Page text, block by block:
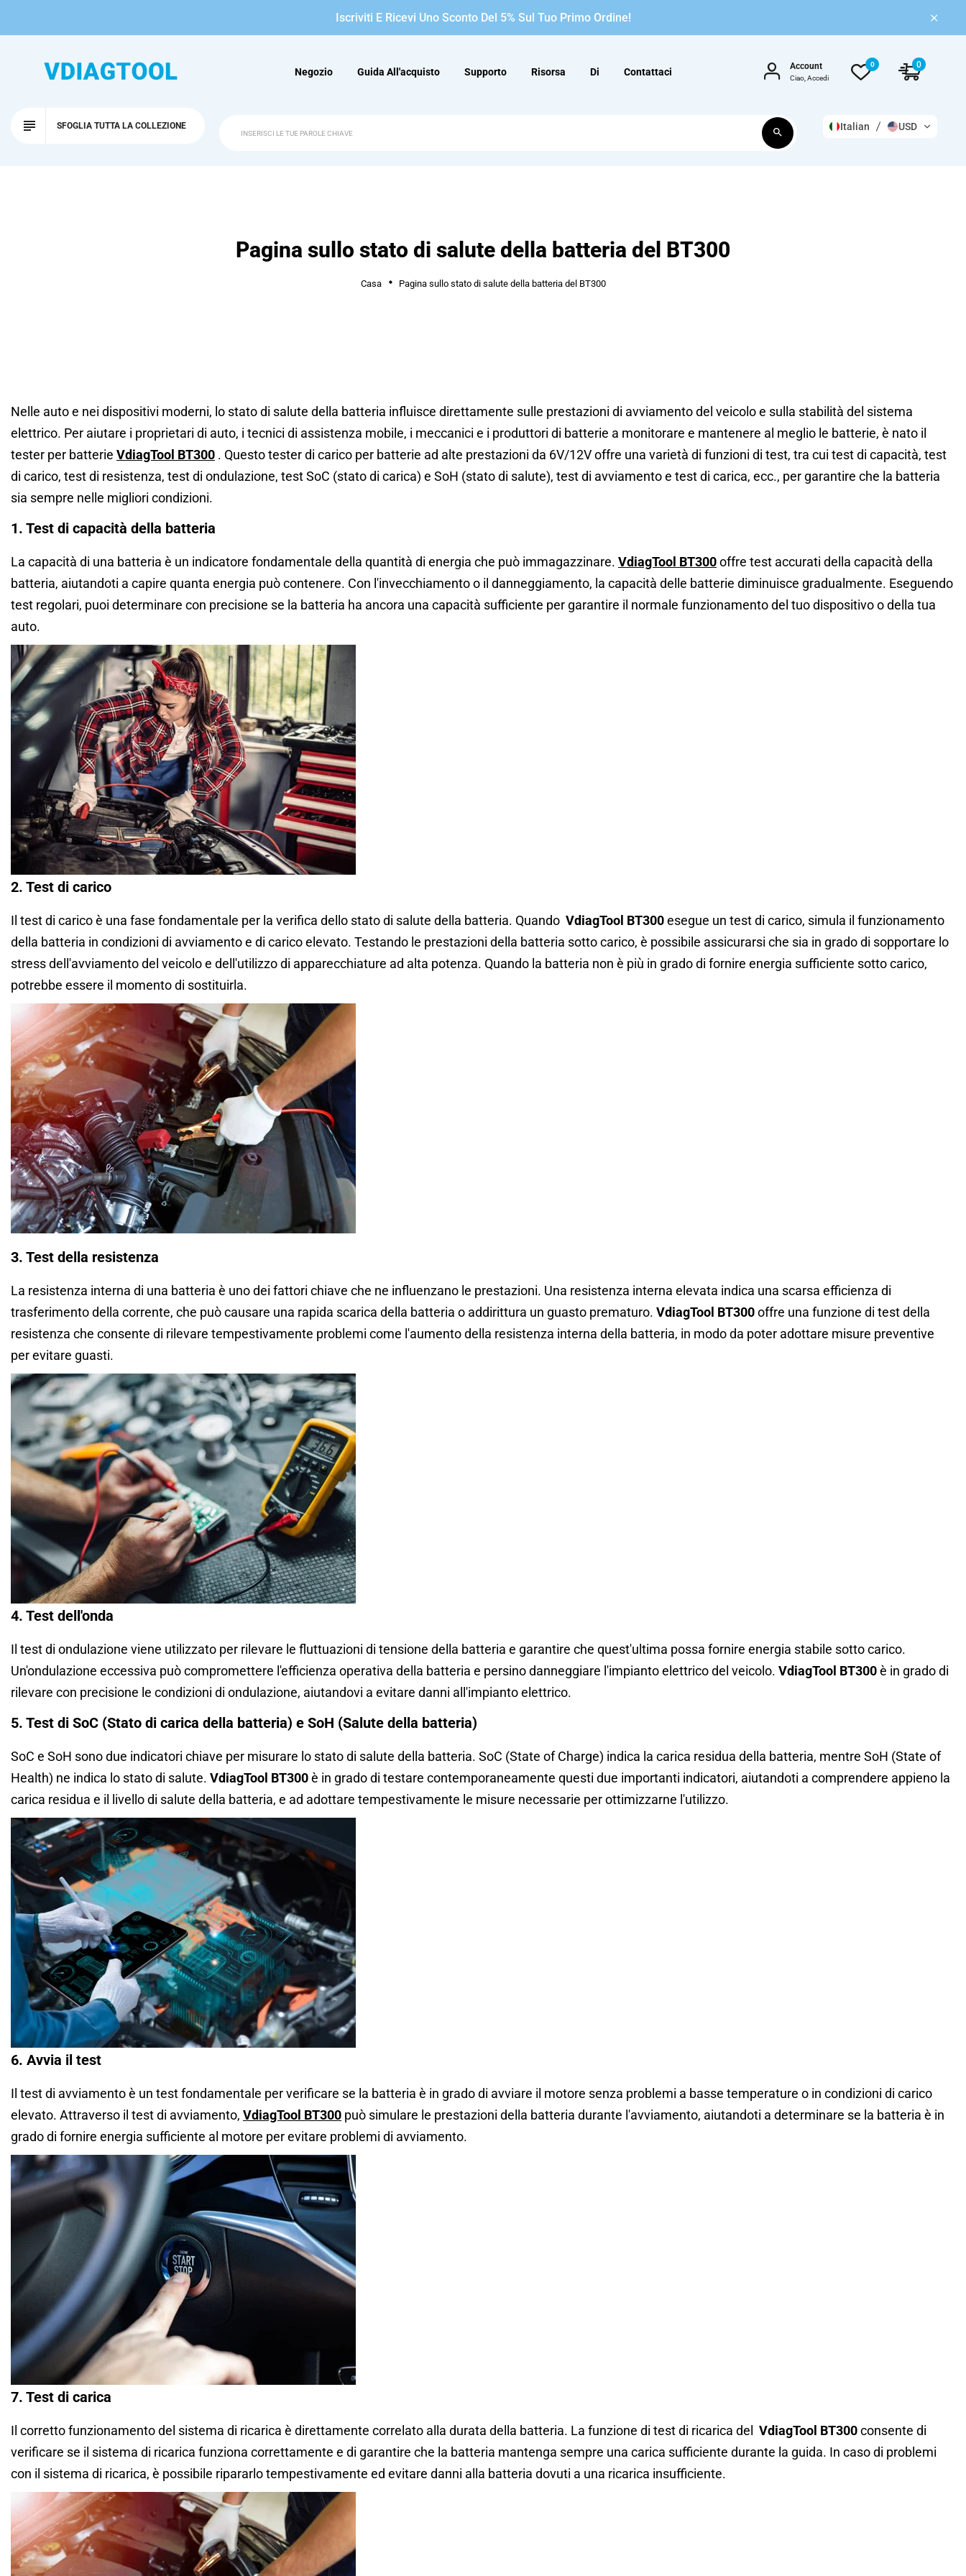
Iscriviti E Ricevi Uno Sconto Del 5% Sul Tuo Primo Ordine!
Negozio Guida All'acquisto Supporto Risorsa Di Contattaci Account
Ciao, Accedi
0 0
SFOGLIA TUTTA LA COLLEZIONE Italian USD
Pagina sullo stato di salute della batteria del BT300
Casa Pagina sullo stato di salute della batteria del BT300
Nelle auto e nei dispositivi moderni, lo stato di salute della batteria influisce direttamente sulle prestazioni di avviamento del veicolo e sulla stabilità del sistema
elettrico. Per aiutare i proprietari di auto, i tecnici di assistenza mobile, i meccanici e i produttori di batterie a monitorare e mantenere al meglio le batterie, è nato il
tester per batterie VdiagTool BT300 . Questo tester di carico per batterie ad alte prestazioni da 6V/12V offre una varietà di funzioni di test, tra cui test di capacità, test
di carico, test di resistenza, test di ondulazione, test SoC (stato di carica) e SoH (stato di salute), test di avviamento e test di carica, ecc., per garantire che la batteria
sia sempre nelle migliori condizioni.
1. Test di capacità della batteria
La capacità di una batteria è un indicatore fondamentale della quantità di energia che può immagazzinare. VdiagTool BT300offre test accurati della capacità della
batteria, aiutandoti a capire quanta energia può contenere. Con l'invecchiamento o il danneggiamento, la capacità delle batterie diminuisce gradualmente. Eseguendo
test regolari, puoi determinare con precisione se la batteria ha ancora una capacità sufficiente per garantire il normale funzionamento del tuo dispositivo o della tua
auto.
2. Test di carico
Il test di carico è una fase fondamentale per la verifica dello stato di salute della batteria. Quando VdiagTool BT300esegue un test di carico, simula il funzionamento
della batteria in condizioni di avviamento e di carico elevato. Testando le prestazioni della batteria sotto carico, è possibile assicurarsi che sia in grado di sopportare lo
stress dell'avviamento del veicolo e dell'utilizzo di apparecchiature ad alta potenza. Quando la batteria non è più in grado di fornire energia sufficiente sotto carico,
potrebbe essere il momento di sostituirla.
3. Test della resistenza
La resistenza interna di una batteria è uno dei fattori chiave che ne influenzano le prestazioni. Una resistenza interna elevata indica una scarsa efficienza di
trasferimento della corrente, che può causare una rapida scarica della batteria o addirittura un guasto prematuro. VdiagTool BT300offre una funzione di test della
resistenza che consente di rilevare tempestivamente problemi come l'aumento della resistenza interna della batteria, in modo da poter adottare misure preventive
per evitare guasti.
4. Test dell'onda
Il test di ondulazione viene utilizzato per rilevare le fluttuazioni di tensione della batteria e garantire che quest'ultima possa fornire energia stabile sotto carico.
Un'ondulazione eccessiva può compromettere l'efficienza operativa della batteria e persino danneggiare l'impianto elettrico del veicolo. VdiagTool BT300è in grado di
rilevare con precisione le condizioni di ondulazione, aiutandovi a evitare danni all'impianto elettrico.
5. Test di SoC (Stato di carica della batteria) e SoH (Salute della batteria)
SoC e SoH sono due indicatori chiave per misurare lo stato di salute della batteria. SoC (State of Charge) indica la carica residua della batteria, mentre SoH (State of
Health) ne indica lo stato di salute. VdiagTool BT300è in grado di testare contemporaneamente questi due importanti indicatori, aiutandoti a comprendere appieno la
carica residua e il livello di salute della batteria, e ad adottare tempestivamente le misure necessarie per ottimizzarne l'utilizzo.
6. Avvia il test
Il test di avviamento è un test fondamentale per verificare se la batteria è in grado di avviare il motore senza problemi a basse temperature o in condizioni di carico
elevato. Attraverso il test di avviamento, VdiagTool BT300 può simulare le prestazioni della batteria durante l'avviamento, aiutandoti a determinare se la batteria è in
grado di fornire energia sufficiente al motore per evitare problemi di avviamento.
7. Test di carica
Il corretto funzionamento del sistema di ricarica è direttamente correlato alla durata della batteria. La funzione di test di ricarica del VdiagTool BT300consente di
verificare se il sistema di ricarica funziona correttamente e di garantire che la batteria mantenga sempre una carica sufficiente durante la guida. In caso di problemi
con il sistema di ricarica, è possibile ripararlo tempestivamente ed evitare danni alla batteria dovuti a una ricarica insufficiente.